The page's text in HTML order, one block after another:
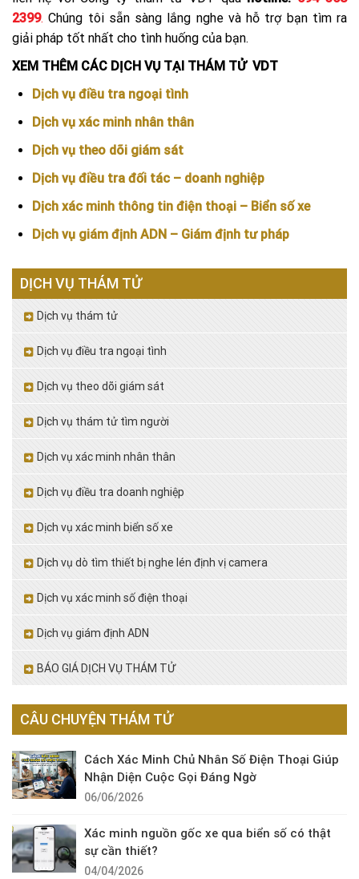
2399. Chúng tôi sẵn sàng lắng nghe và hỗ trợ bạn tìm ra
giải pháp tốt nhất cho tình huống của bạn.
XEM THÊM CÁC DỊCH VỤ TẠI THÁM TỬ VDT
Dịch vụ điều tra ngoại tình
Dịch vụ xác minh nhân thân
Dịch vụ theo dõi giám sát
Dịch vụ điều tra đối tác – doanh nghiệp
Dịch xác minh thông tin điện thoại – Biển số xe
Dịch vụ giám định ADN – Giám định tư pháp
DỊCH VỤ THÁM TỬ
Dịch vụ thám tử
Dịch vụ điều tra ngoại tình
Dịch vụ theo dõi giám sát
Dịch vụ thám tử tìm người
Dịch vụ xác minh nhân thân
Dịch vụ điều tra doanh nghiệp
Dịch vụ xác minh biển số xe
Dịch vụ dò tìm thiết bị nghe lén định vị camera
Dịch vụ xác minh số điện thoại
Dịch vụ giám định ADN
BÁO GIÁ DỊCH VỤ THÁM TỬ
CÂU CHUYỆN THÁM TỬ
Cách Xác Minh Chủ Nhân Số Điện Thoại Giúp
Nhận Diện Cuộc Gọi Đáng Ngờ
06/06/2026
Xác minh nguồn gốc xe qua biển số có thật
sự cần thiết?
04/04/2026